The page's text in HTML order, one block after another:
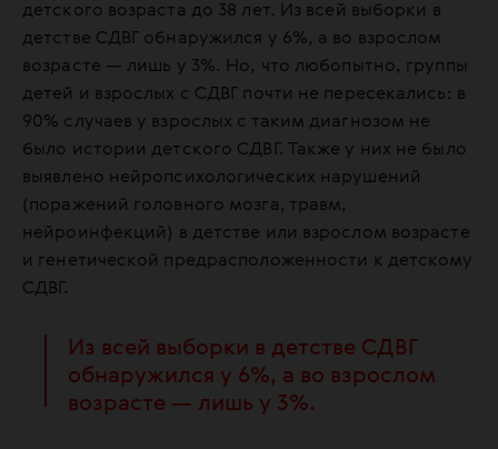
детского возраста до 38 лет. Из всей выборки в
детстве СДВГ обнаружился у 6%, а во взрослом
возрасте — лишь у 3%. Но, что любопытно, группы
детей и взрослых с СДВГ почти не пересекались: в
90% случаев у взрослых с таким диагнозом не
было истории детского СДВГ. Также у них не было
выявлено нейропсихологических нарушений
(поражений головного мозга, травм,
нейроинфекций) в детстве или взрослом возрасте
и генетической предрасположенности к детскому
СДВГ.
Из всей выборки в детстве СДВГ
обнаружился у 6%, а во взрослом
возрасте — лишь у 3%.